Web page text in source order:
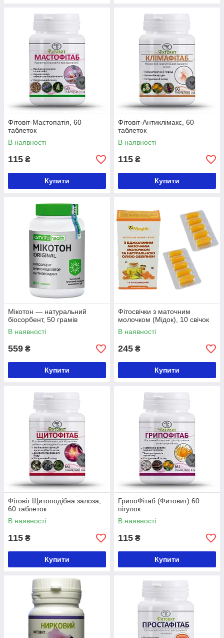
Фітовіт-Мастопатія, 60
таблеток
В наявності
115 ₴
Купити
Фітовіт-Антиклімакс, 60
таблеток
В наявності
115 ₴
Купити
Мікотон — натуральний
біосорбент, 50 грамів
В наявності
559 ₴
Купити
Фітосвічки з маточним
молочком (Мідок), 10 свічок
В наявності
245 ₴
Купити
Фітовіт Щитоподібна залоза,
60 таблеток
В наявності
115 ₴
Купити
ГрипоФітаб (Фитовит) 60
пігулок
В наявності
115 ₴
Купити